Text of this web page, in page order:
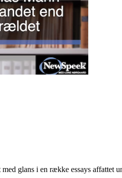
glans i en række essays affattet